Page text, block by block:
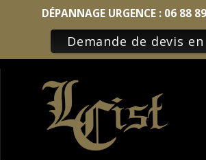
Skip
DÉPANNAGE URGENCE : 06 88
Demande de devis